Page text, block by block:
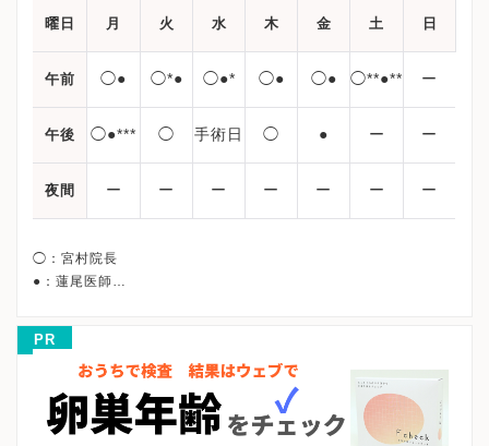
曜日 月 火 水 木 金 土 日
午前 ◯● ◯*● ◯●* ◯● ◯● ◯**●** ー
午後 ◯●*** ◯ 手術日 ◯ ● ー ー
夜間 ー ー ー ー ー ー ー
◯：宮村院長
●：蓮尾医師
午後/15:00〜18:15
◯* ：12:30まで/◯**：13:30まで
※詳細はクリニックHPを確認、または直接お問い合わせくださ
PR